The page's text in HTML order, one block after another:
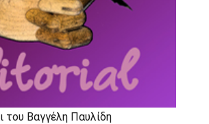
του Βαγγέλη Παυλίδη